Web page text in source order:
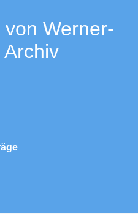
von Werner-
Archiv